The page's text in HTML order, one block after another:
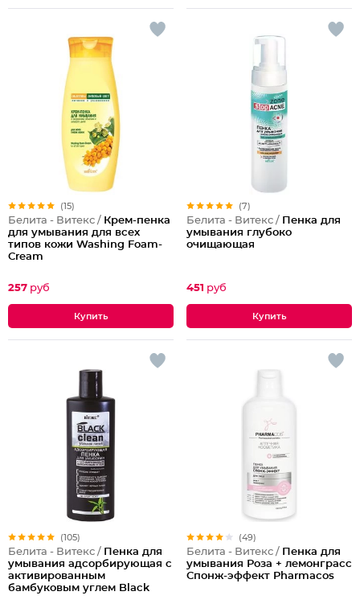
(15)
Белита - Витекс / Крем-пенка
для умывания для всех
типов кожи Washing Foam-
Cream
257 руб
(7)
Белита - Витекс / Пенка для
умывания глубоко
очищающая
451 руб
(105)
Белита - Витекс / Пенка для
умывания адсорбирующая с
активированным
бамбуковым углем Black
(49)
Белита - Витекс / Пенка для
умывания Роза + лемонграсс
Спонж-эффект Pharmacos